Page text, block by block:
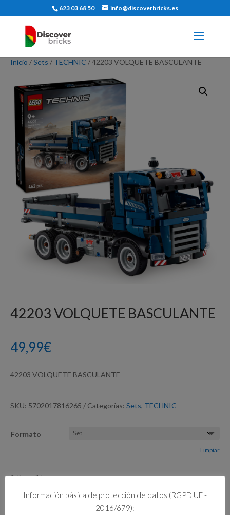
623 03 68 50 info@discoverbricks.es
Inicio /Sets / TECHNIC / 42203 VOLQUETE BASCULANTE
42203 VOLQUETE BASCULANTE
49,99€
42203 VOLQUETE BASCULANTE
SKU: 5702017816265 Categorías: Sets, TECHNIC
Formato
Limpiar
2 disponibles
Añadir al carrito
Información básica de protección de datos (RGPD UE -
2016/679):